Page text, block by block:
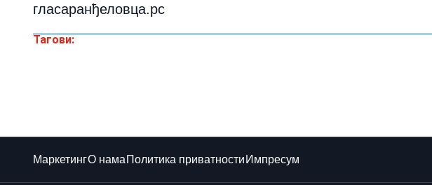
гласаранђеловца.рс
Тагови:
МаркетингО нама Политика приватности Импресум